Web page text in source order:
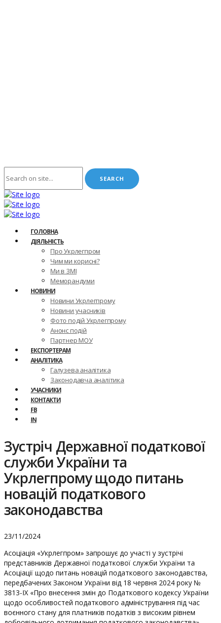
ГОЛОВНА
ДІЯЛЬНІСТЬ
Про Укрлегпром
Чим ми корисні?
Ми в ЗМІ
Меморандуми
НОВИНИ
Новини Укрлегпрому
Новини учасників
Фото подій Укрлегпрому
Анонс подій
Партнер МОУ
ЕКСПОРТЕРАМ
АНАЛІТИКА
Галузева аналітика
Законодавча аналітика
УЧАСНИКИ
КОНТАКТИ
FB
IN
Зустріч Державної податкової
служби України та
Укрлегпрому щодо питань
новацій податкового
законодавства
23/11/2024
Асоціація «Укрлегпром» запрошує до участі у зустрічі
представників Державної податкової служби України та
Асоціації щодо питань новацій податкового законодавства,
передбачених Законом України від 18 червня 2024 року №
3813-ІХ «Про внесення змін до Податкового кодексу України
щодо особливостей податкового адміністрування під час
воєнного стану для платників податків з високим рівнем